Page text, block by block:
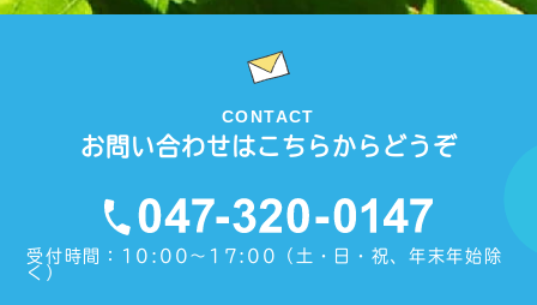
CONTACT
お問い合わせはこちらからどうぞ
受付時間：10:00〜17:00（土・日・祝、年末年始除
く）